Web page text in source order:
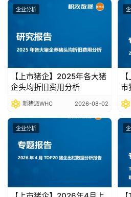
据
表
今
日
猪
价
企业分析
【上市猪企】2025年各大猪
企头均折旧费用分析
新猪派WHC 2026-08-02
市
企业分析